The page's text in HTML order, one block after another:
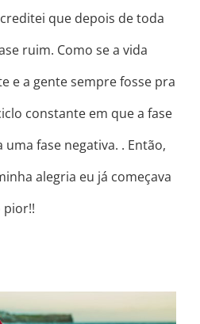
que depois de toda
ruim. Como se a vida
e a gente sempre fosse pra
constante em que a fase
fase negativa. . Então,
alegria eu já começava
pior!!